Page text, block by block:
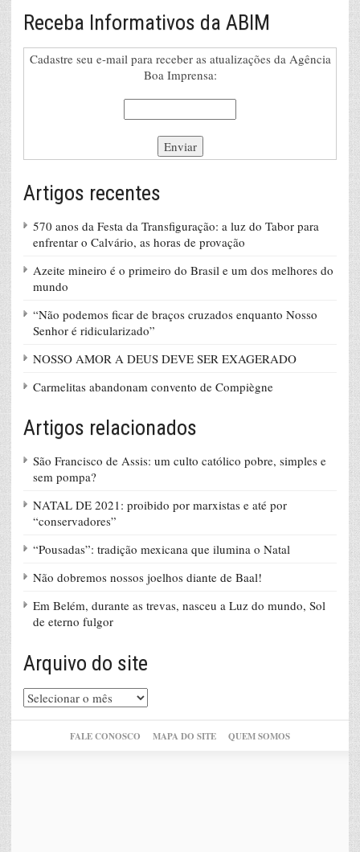
Receba Informativos da ABIM
Cadastre seu e-mail para receber as atualizações da Agência
Boa Imprensa:
Artigos recentes
570 anos da Festa da Transfiguração: a luz do Tabor para
enfrentar o Calvário, as horas de provação
Azeite mineiro é o primeiro do Brasil e um dos melhores do
mundo
“Não podemos ficar de braços cruzados enquanto Nosso
Senhor é ridicularizado”
NOSSO AMOR A DEUS DEVE SER EXAGERADO
Carmelitas abandonam convento de Compiègne
Artigos relacionados
São Francisco de Assis: um culto católico pobre, simples e
sem pompa?
NATAL DE 2021: proibido por marxistas e até por
“conservadores”
“Pousadas”: tradição mexicana que ilumina o Natal
Não dobremos nossos joelhos diante de Baal!
Em Belém, durante as trevas, nasceu a Luz do mundo, Sol
de eterno fulgor
Arquivo do site
Arquivo
do
FALE CONOSCO MAPA DO SITE QUEM SOMOS